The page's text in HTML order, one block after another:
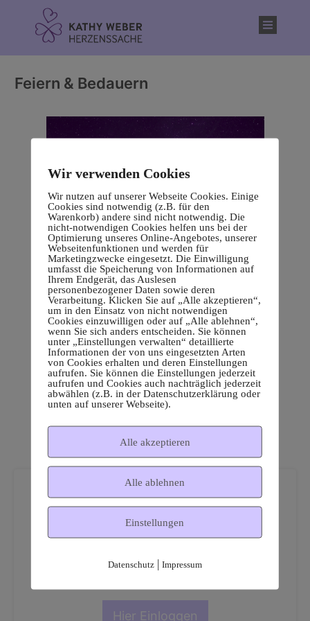
Feiern & Bedauern
Dies ist ein geschützter
Mitgliederbereich!
Hier Einloggen
Wir verwenden Cookies
Wir nutzen auf unserer Webseite Cookies. Einige
Cookies sind notwendig (z.B. für den
Warenkorb) andere sind nicht notwendig. Die
nicht-notwendigen Cookies helfen uns bei der
Optimierung unseres Online-Angebotes, unserer
Webseitenfunktionen und werden für
Marketingzwecke eingesetzt. Die Einwilligung
umfasst die Speicherung von Informationen auf
Ihrem Endgerät, das Auslesen
personenbezogener Daten sowie deren
Verarbeitung. Klicken Sie auf „Alle akzeptieren“,
um in den Einsatz von nicht notwendigen
Cookies einzuwilligen oder auf „Alle ablehnen“,
wenn Sie sich anders entscheiden. Sie können
unter „Einstellungen verwalten“ detaillierte
Informationen der von uns eingesetzten Arten
von Cookies erhalten und deren Einstellungen
aufrufen. Sie können die Einstellungen jederzeit
aufrufen und Cookies auch nachträglich jederzeit
abwählen (z.B. in der Datenschutzerklärung oder
unten auf unserer Webseite).
Alle akzeptieren
Alle ablehnen
Einstellungen
Datenschutz| Impressum